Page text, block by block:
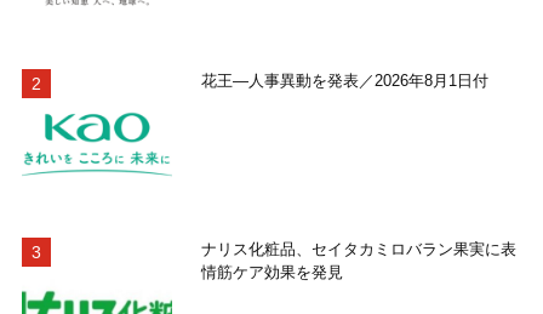
花王―人事異動を発表／2026年8月1日付
ナリス化粧品、セイタカミロバラン果実に表
情筋ケア効果を発見